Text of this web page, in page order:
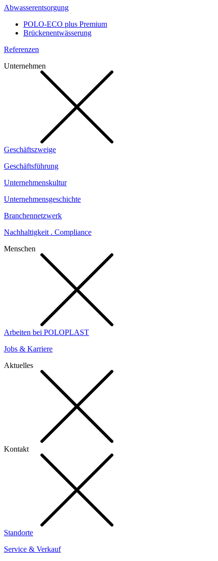
Abwasserentsorgung
POLO-ECO plus Premium
Brückenentwässerung
Referenzen
Unternehmen
Geschäftszweige
Geschäftsführung
Unternehmenskultur
Unternehmensgeschichte
Branchennetzwerk
Nachhaltigkeit . Compliance
Menschen
Arbeiten bei POLOPLAST
Jobs & Karriere
Aktuelles
Kontakt
Standorte
Service & Verkauf